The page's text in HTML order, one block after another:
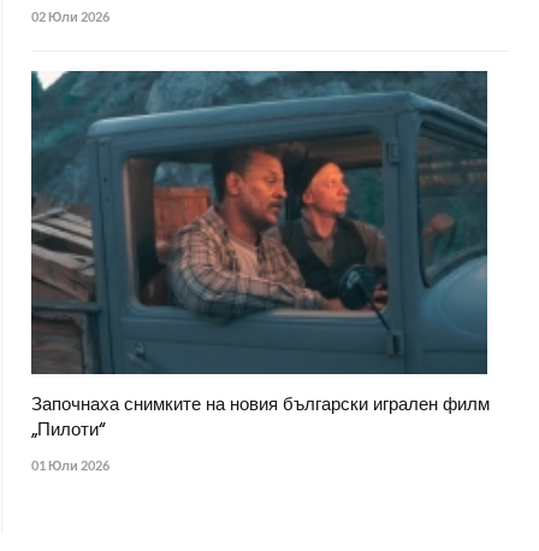
02 Юли 2026
Започнаха снимките на новия български игрален филм
„Пилоти“
01 Юли 2026